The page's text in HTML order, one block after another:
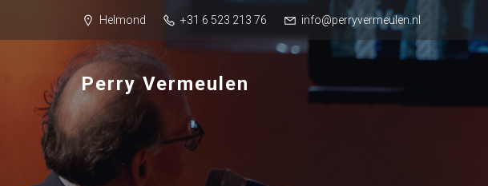
Helmond +31 6 523 213 76 info@perryvermeulen.nl
Perry Vermeulen